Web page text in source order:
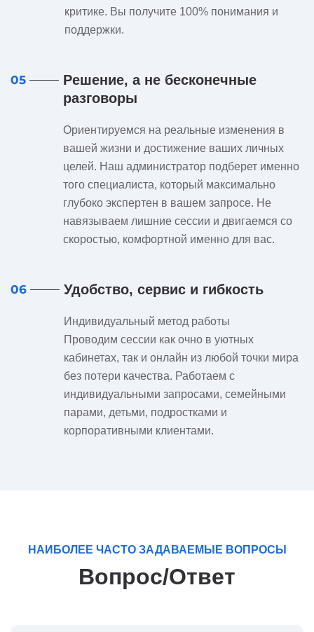
критике. Вы получите 100% понимания и
поддержки.
05
Решение, а не бесконечные
разговоры
Ориентируемся на реальные изменения в
вашей жизни и достижение ваших личных
целей. Наш администратор подберет именно
того специалиста, который максимально
глубоко экспертен в вашем запросе. Не
навязываем лишние сессии и двигаемся со
скоростью, комфортной именно для вас.
06 Удобство, сервис и гибкость
Индивидуальный метод работы
Проводим сессии как очно в уютных
кабинетах, так и онлайн из любой точки мира
без потери качества. Работаем с
индивидуальными запросами, семейными
парами, детьми, подростками и
корпоративными клиентами.
НАИБОЛЕЕ ЧАСТО ЗАДАВАЕМЫЕ ВОПРОСЫ
Вопрос/Ответ